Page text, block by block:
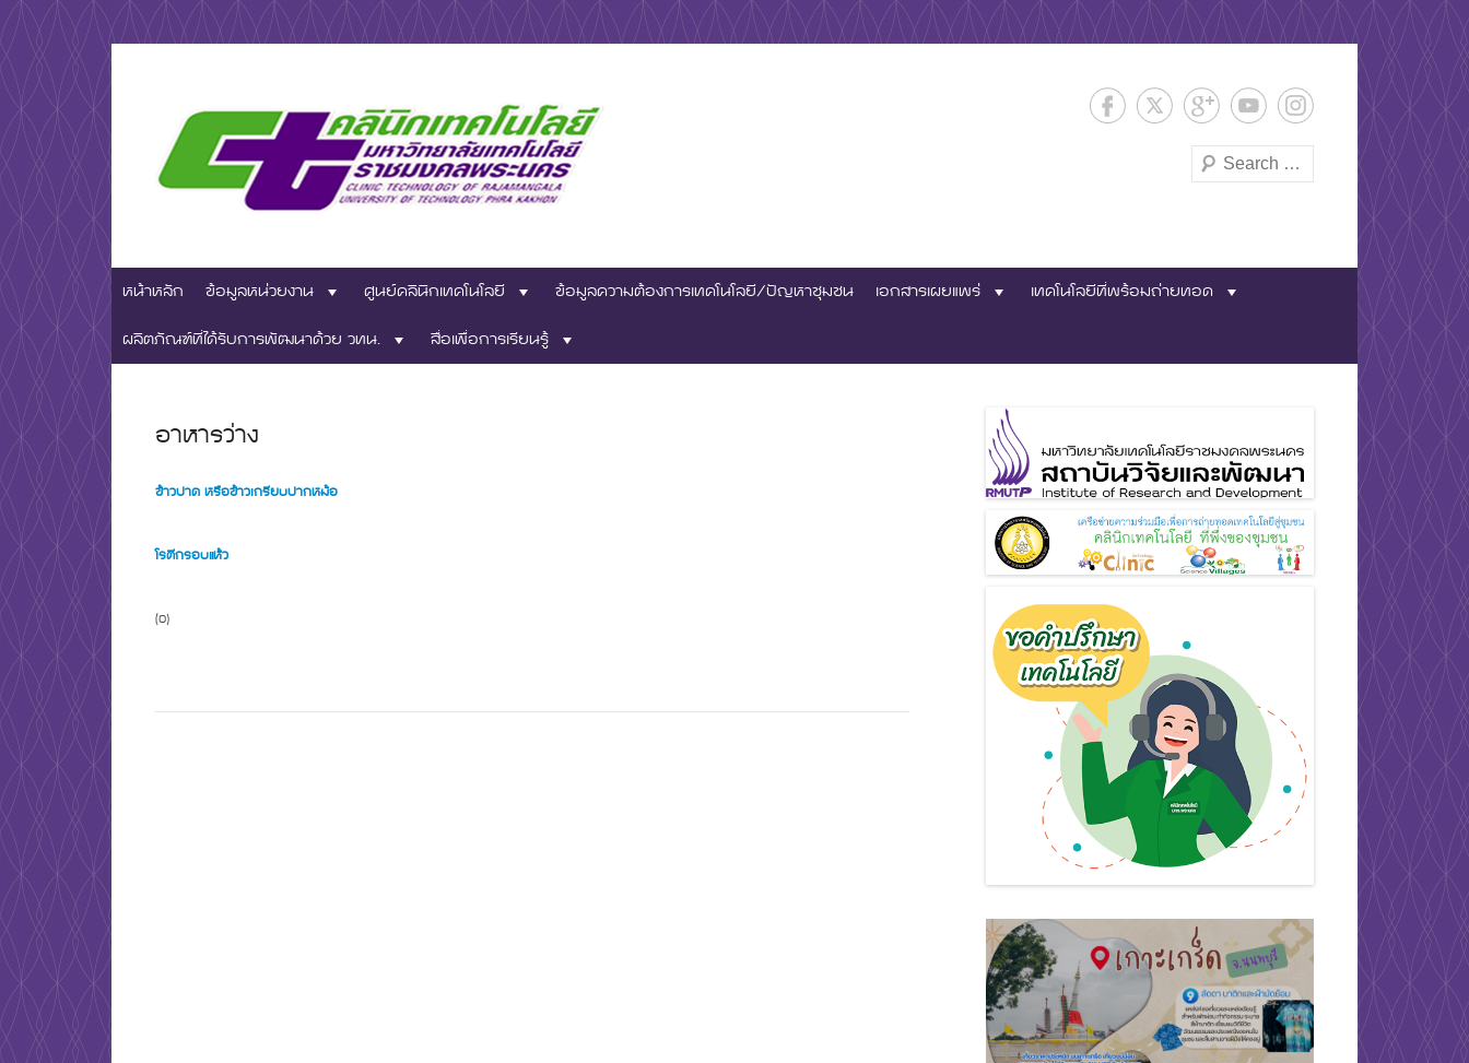
ศูนย์คลินิกเทคโนโลยีสถาบันวิจัยและพัฒนา
มหาวิทยาลัยเทคโนโลยีราชมงคลพระนคร
Search
หน้าหลัก ข้อมูลหน่วยงาน ศูนย์คลินิกเทคโนโลยี ข้อมูลความต้องการเทคโนโลยี/ปัญหาชุมชน เอกสารเผยแพร่
เทคโนโลยีที่พร้อมถ่ายทอด
ผลิตภัณฑ์ที่ได้รับการพัฒนาด้วย วทน.
สื่อเพื่อการเรียนรู้
อาหารว่าง
ข้าวปาด หรือข้าวเกรียบปากหม้อ
โรตีกรอบแห้ว
(0)